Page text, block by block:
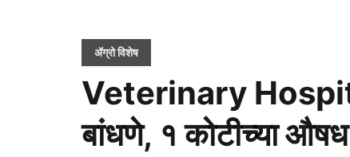
ॲग्रो विशेष
Veterinary
बांधणे, १ कोटीच्या